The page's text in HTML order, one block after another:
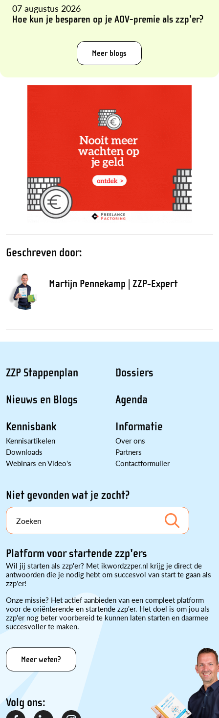
07 augustus 2026
Hoe kun je besparen op je AOV-premie als zzp’er?
Meer blogs
Geschreven door:
Martijn Pennekamp | ZZP-Expert
ZZP Stappenplan
Nieuws en Blogs
Kennisbank
Kennisartikelen
Downloads
Webinars en Video's
Dossiers
Agenda
Informatie
Over ons
Partners
Contactformulier
Niet gevonden wat je zocht?
Zoeken
Platform voor startende zzp'ers
Wil jij starten als zzp'er? Met ikwordzzper.nl krijg je direct de
antwoorden die je nodig hebt om succesvol van start te gaan als
zzp'er!
Onze missie? Het actief aanbieden van een compleet platform
voor de oriënterende en startende zzp'er. Het doel is om jou als
zzp'er nog beter voorbereid te kunnen laten starten en daarmee
succesvoller te maken.
Meer weten?
Volg ons: